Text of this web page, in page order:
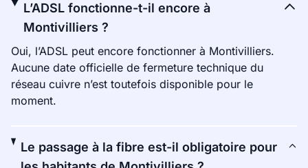
L’ADSL fonctionne-t-il encore à
Montivilliers ?
Oui, l’ADSL peut encore fonctionner à Montivilliers.
Aucune date officielle de fermeture technique du
réseau cuivre n’est toutefois disponible pour le
moment.
Le passage à la fibre est-il obligatoire pour